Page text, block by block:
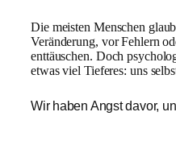
Die meisten Menschen
Veränderung, vor Fehlern
enttäuschen. Doch
etwas viel Tieferes: uns
Wir haben Angst davor,